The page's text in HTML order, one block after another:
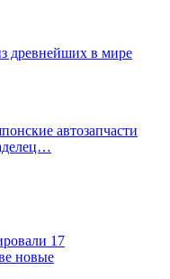
древнейших в мире
автозапчасти
17
новые